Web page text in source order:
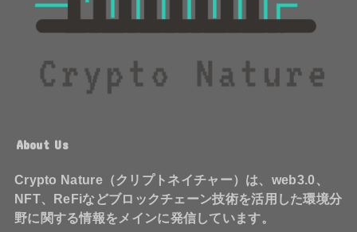
About Us
Crypto Nature（クリプトネイチャー）は、web3.0、
NFT、ReFiなどブロックチェーン技術を活用した環境分
野に関する情報をメインに発信しています。